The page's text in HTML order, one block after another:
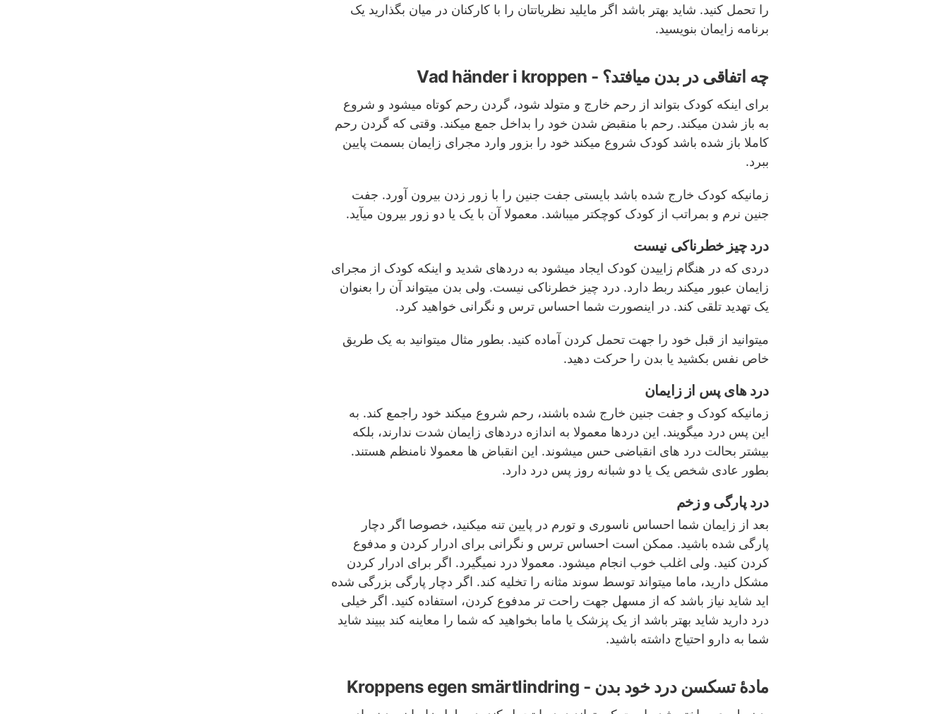
را تحمل کنید. شاید بهتر باشد اگر مایلید نظریاتتان را با کارکنان در میان بگذارید یک
برنامه زایمان بنویسید.
چه اتفاقی در بدن میافتد؟ - Vad händer i kroppen
برای اینکه کودک بتواند از رحم خارج و متولد شود، گردن رحم کوتاه میشود و شروع
به باز شدن میکند. رحم با منقبض شدن خود را بداخل جمع میکند. وقتی که گردن رحم
کاملا باز شده باشد کودک شروع میکند خود را بزور وارد مجرای زایمان بسمت پایین
ببرد.
زمانیکه کودک خارج شده باشد بایستی جفت جنین را با زور زدن بیرون آورد. جفت
جنین نرم و بمراتب از کودک کوچکتر میباشد. معمولا آن با یک یا دو زور بیرون میآید.
درد چیز خطرناکی نیست
دردی که در هنگام زاییدن کودک ایجاد میشود به دردهای شدید و اینکه کودک از مجرای
زایمان عبور میکند ربط دارد. درد چیز خطرناکی نیست. ولی بدن میتواند آن را بعنوان
یک تهدید تلقی کند. در اینصورت شما احساس ترس و نگرانی خواهید کرد.
میتوانید از قبل خود را جهت تحمل کردن آماده کنید. بطور مثال میتوانید به یک طریق
خاص نفس بکشید یا بدن را حرکت دهید.
درد های پس از زایمان
زمانیکه کودک و جفت جنین خارج شده باشند، رحم شروع میکند خود راجمع کند. به
این پس درد میگویند. این دردها معمولا به اندازه دردهای زایمان شدت ندارند، بلکه
بیشتر بحالت درد های انقباضی حس میشوند. این انقباض ها معمولا نامنظم هستند.
بطور عادی شخص یک یا دو شبانه روز پس درد دارد.
درد پارگی و زخم
بعد از زایمان شما احساس ناسوری و تورم در پایین تنه میکنید، خصوصا اگر دچار
پارگی شده باشید. ممکن است احساس ترس و نگرانی برای ادرار کردن و مدفوع
کردن کنید. ولی اغلب خوب انجام میشود. معمولا درد نمیگیرد. اگر برای ادرار کردن
مشکل دارید، ماما میتواند توسط سوند مثانه را تخلیه کند. اگر دچار پارگی بزرگی شده
اید شاید نیاز باشد که از مسهل جهت راحت تر مدفوع کردن، استفاده کنید. اگر خیلی
درد دارید شاید بهتر باشد از یک پزشک یا ماما بخواهید که شما را معاینه کند ببیند شاید
شما به دارو احتیاج داشته باشید.
مادۀ تسکسن درد خود بدن - Kroppens egen smärtlindring